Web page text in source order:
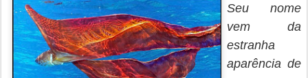
Seu nome
vem da
estranha
aparência de